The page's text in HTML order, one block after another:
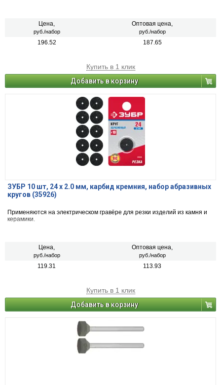
Цена,
руб./набор
Оптовая цена,
руб./набор
196.52 187.65
Купить в 1 клик
Добавить в корзину
ЗУБР 10 шт, 24 х 2.0 мм, карбид кремния, набор абразивных
кругов (35926)
Применяются на электрическом гравёре для резки изделий из камня и
керамики.
Цена,
руб./набор
Оптовая цена,
руб./набор
119.31 113.93
Купить в 1 клик
Добавить в корзину